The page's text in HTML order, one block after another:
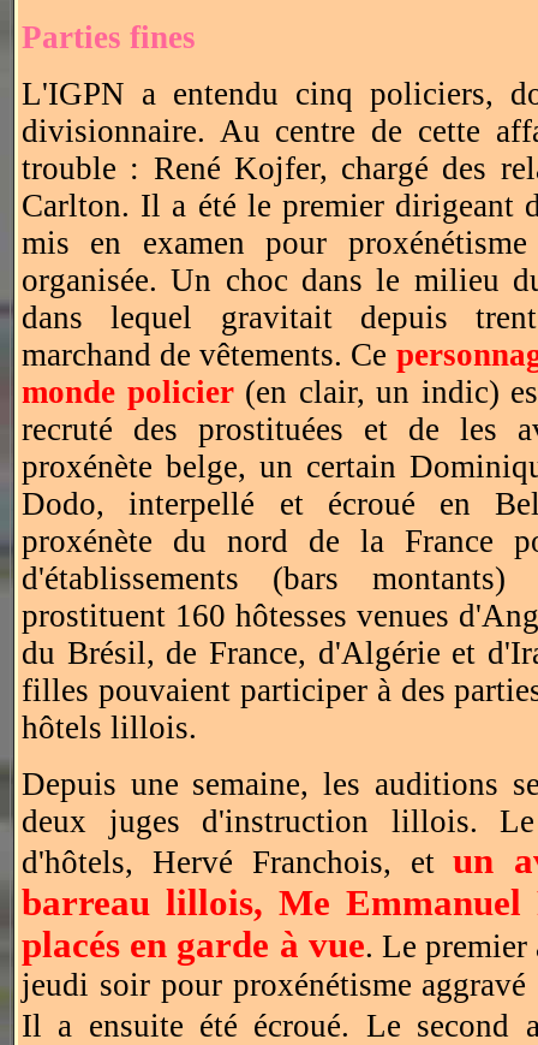
Parties fines
L'IGPN a entendu cinq policiers,
divisionnaire. Au centre de cette
trouble : René Kojfer, chargé des
Carlton. Il a été le premier dirigeant
mis en examen pour
organisée. Un choc dans le milieu
dans lequel gravitait depuis
marchand de vêtements. Ce
monde policier(en clair, un indic)
recruté des prostituées et de les
proxénète belge, un certain
Dodo, interpellé et écroué en
proxénète du nord de la France
d'établissements (bars
prostituent 160 hôtesses venues
du Brésil, de France, d'Algérie et
filles pouvaient participer à des
hôtels lillois.
Depuis une semaine, les auditions
deux juges d'instruction lillois.
d'hôtels, Hervé Franchois, etun
barreau lillois, Me Emmanuel
placés en garde à vue. Le premier
jeudi soir pour proxénétisme aggravé
Il a ensuite été écroué. Le second